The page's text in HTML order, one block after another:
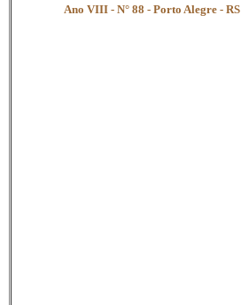
Ano VIII - N° 88 - Porto Alegre - RS